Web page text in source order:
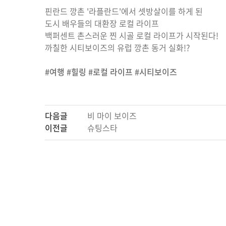
핀란드 깡촌 '라플란드'에서 셋방살이를 하게 된
도시 배우들의 대환장 로컬 라이프
백퍼센트 촌스러운 찐 시골 로컬 라이프가 시작된다!
까칠한 시티보이즈의 유럽 깡촌 동거 실화!?
#여행 #힐링 #로컬 라이프 #시티보이즈
다음글
비 마이 보이즈
이전글
슈팅스타